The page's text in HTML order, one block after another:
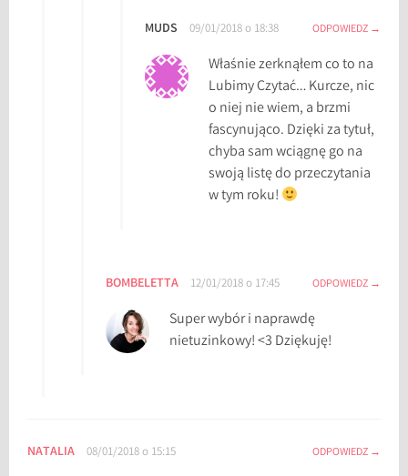
y
t
l
w
a
o
MUDS 09/01/2018 o 18:38 ODPOWIEDZ
Właśnie zerknąłem co to na
Lubimy Czytać… Kurcze, nic
o niej nie wiem, a brzmi
fascynująco. Dzięki za tytuł,
chyba sam wciągnę go na
swoją listę do przeczytania
w tym roku!
BOMBELETTA 12/01/2018 o 17:45 ODPOWIEDZ
Super wybór i naprawdę
nietuzinkowy! <3 Dziękuję!
NATALIA 08/01/2018 o 15:15 ODPOWIEDZ